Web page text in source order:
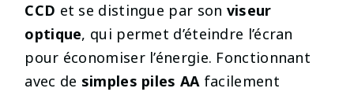
CCD et se distingue par son viseur
optique, qui permet d’éteindre l’écran
pour économiser l’énergie. Fonctionnant
avec de simples piles AAfacilement